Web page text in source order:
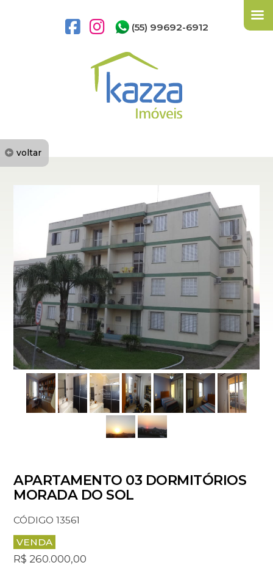
(55) 99692-6912
voltar
APARTAMENTO 03 DORMITÓRIOS
MORADA DO SOL
CÓDIGO 13561
VENDA
R$ 260.000,00